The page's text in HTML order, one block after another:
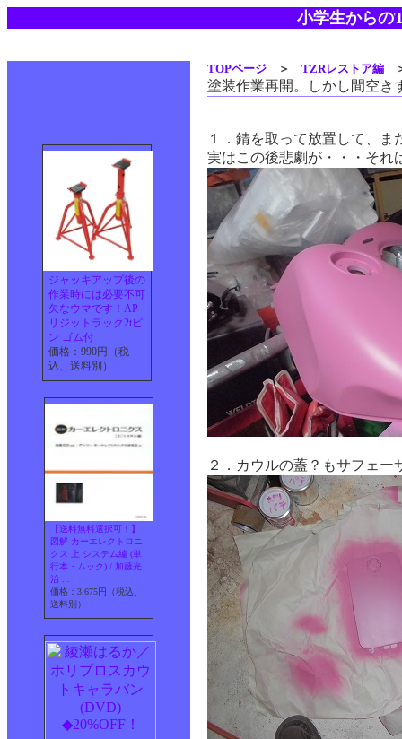
小学生から
TOPページ ＞ TZRレストア編
塗装作業再開。しかし間空き
ジャッキアップ後の
作業時には必要不可
欠なウマです！AP
リジットラック2tピ
ン ゴム付
価格：990円（税
込、送料別）
【送料無料選択可！】
図解 カーエレクトロニ
クス 上 システム編 (単
行本・ムック) / 加藤光
治 ...
価格：3,675円（税込、
送料別）
１．錆を取って放置して、
実はこの後悲劇が・・・それ
２．カウルの蓋？もサフェー